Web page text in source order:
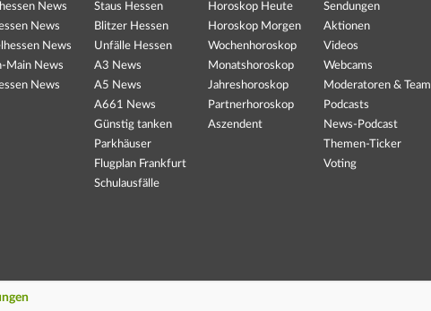
News
News
News
Main News
News
Staus Hessen
Blitzer Hessen
Unfälle Hessen
A3 News
A5 News
A661 News
Günstig tanken
Parkhäuser
Flugplan Frankfurt
Schulausfälle
Horoskop Heute
Horoskop Morgen
Wochenhoroskop
Monatshoroskop
Jahreshoroskop
Partnerhoroskop
Aszendent
Sendungen
Aktionen
Videos
Webcams
Moderatoren & Team
Podcasts
News-Podcast
Themen-Ticker
Voting